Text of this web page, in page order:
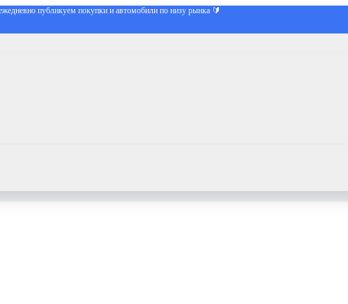
публикуем покупки и автомобили по низу рынка 🔰